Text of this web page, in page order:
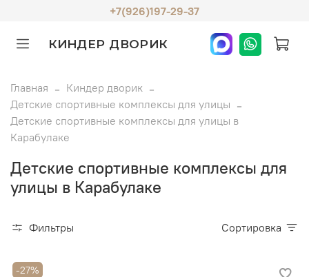
+7(926)197-29-37
КИНДЕР ДВОРИК
Главная
Киндер дворик
Детские спортивные комплексы для улицы
Детские спортивные комплексы для улицы в
Карабулаке
Детские спортивные комплексы для
улицы в Карабулаке
Фильтры Сортировка
-27%